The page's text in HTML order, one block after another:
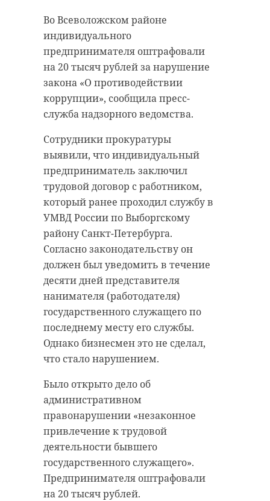
Во Всеволожском районе
индивидуального
предпринимателя оштрафовали
на 20 тысяч рублей за нарушение
закона «О противодействии
коррупции», сообщила пресс-
служба надзорного ведомства.
Сотрудники прокуратуры
выявили, что индивидуальный
предприниматель заключил
трудовой договор с работником,
который ранее проходил службу в
УМВД России по Выборгскому
району Санкт-Петербурга.
Согласно законодательству он
должен был уведомить в течение
десяти дней представителя
нанимателя (работодателя)
государственного служащего по
последнему месту его службы.
Однако бизнесмен это не сделал,
что стало нарушением.
Было открыто дело об
административном
правонарушении «незаконное
привлечение к трудовой
деятельности бывшего
государственного служащего».
Предпринимателя оштрафовали
на 20 тысяч рублей.